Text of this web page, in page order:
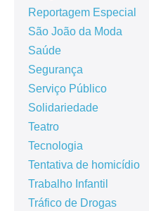
Reportagem Especial
São João da Moda
Saúde
Segurança
Serviço Público
Solidariedade
Teatro
Tecnologia
Tentativa de homicídio
Trabalho Infantil
Tráfico de Drogas